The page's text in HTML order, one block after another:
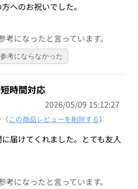
へのお祝いでした。
考になったと言っています。
参考にならなかった
短時間対応
2026/05/09 15:12:27
（この商品レビューを削除する）
届けてくれました。とても友人
考になったと言っています。